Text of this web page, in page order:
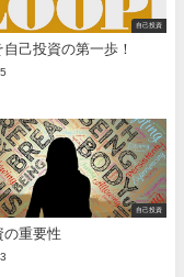
自己投資
己投資の第一歩！
自己投資
の重要性